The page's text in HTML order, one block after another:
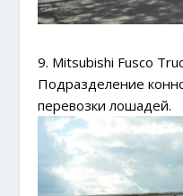
9. Mitsubishi Fusco
Подразделение
перевозки лошадей.